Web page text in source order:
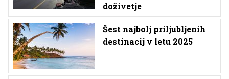
doživetje
Šest najbolj priljubljenih
destinacij v letu 2025